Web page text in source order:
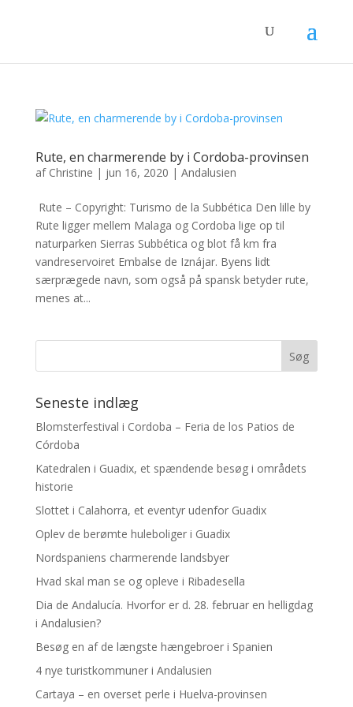
Rute, en charmerende by i Cordoba-provinsen
af Christine | jun 16, 2020 | Andalusien
Rute – Copyright: Turismo de la Subbética Den lille by
Rute ligger mellem Malaga og Cordoba lige op til
naturparken Sierras Subbética og blot få km fra
vandreservoiret Embalse de Iznájar. Byens lidt
særprægede navn, som også på spansk betyder rute,
menes at...
Seneste indlæg
Blomsterfestival i Cordoba – Feria de los Patios de
Córdoba
Katedralen i Guadix, et spændende besøg i områdets
historie
Slottet i Calahorra, et eventyr udenfor Guadix
Oplev de berømte huleboliger i Guadix
Nordspaniens charmerende landsbyer
Hvad skal man se og opleve i Ribadesella
Dia de Andalucía. Hvorfor er d. 28. februar en helligdag
i Andalusien?
Besøg en af de længste hængebroer i Spanien
4 nye turistkommuner i Andalusien
Cartaya – en overset perle i Huelva-provinsen